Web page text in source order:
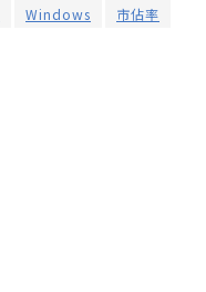
Windows 市佔率